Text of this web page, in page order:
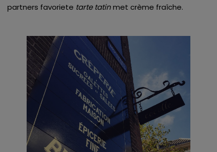
partners favoriete tarte tatinmet crème fraîche.